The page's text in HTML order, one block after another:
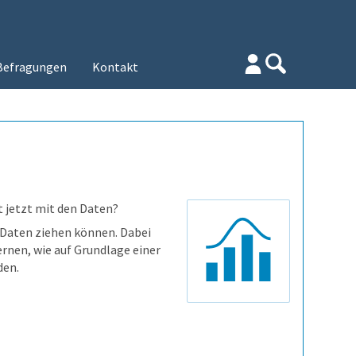
Kontakt
jetzt mit den Daten?
ziehen können. Dabei
wie auf Grundlage einer